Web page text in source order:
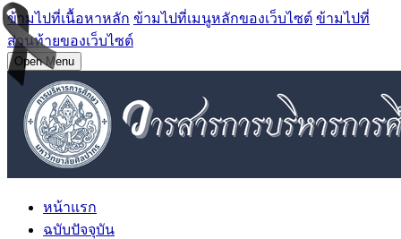
ข้ามไปที่เนื้อหาหลัก ข้ามไปที่เมนูหลักของเว็บไซต์ ข้ามไปที่
ส่วนท้ายของเว็บไซต์
Open Menu
หน้าแรก
ฉบับปัจจุบัน